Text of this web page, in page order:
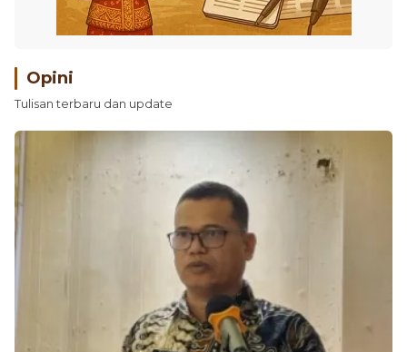
Opini
Tulisan terbaru dan update